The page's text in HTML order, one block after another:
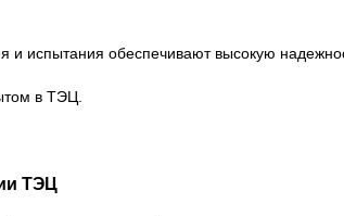
и испытания обеспечивают высокую
в ТЭЦ.
ТЭЦ